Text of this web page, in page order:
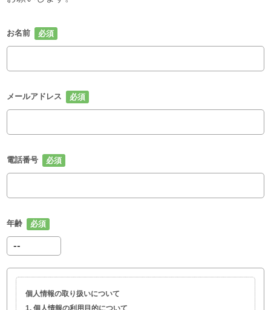
お名前
メールアドレス
電話番号
年齢
個人情報の取り扱いについて